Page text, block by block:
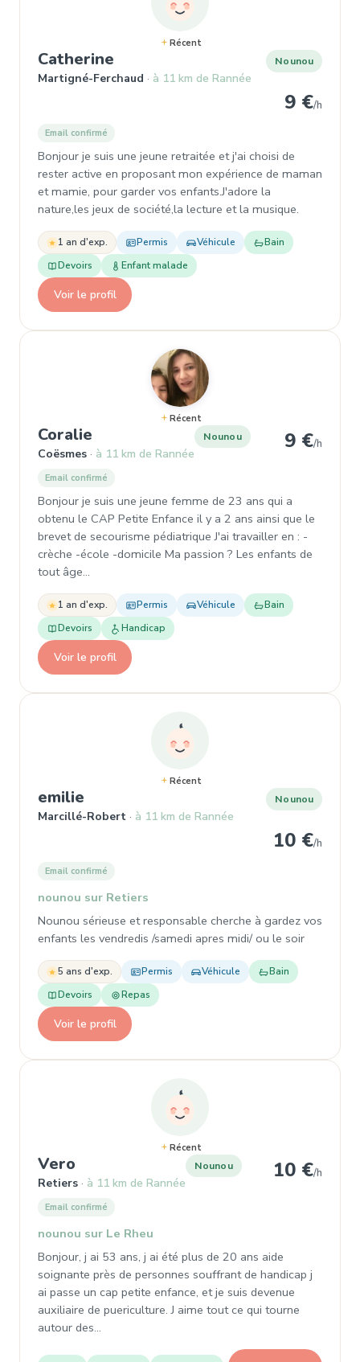
Récent
Catherine , Nounou à Martigné-Ferchaud
Martigné-Ferchaud à 11 km de Rannée
Nounou
9 €/h
Email confirmé
Bonjour je suis une jeune retraitée et j'ai choisi de
rester active en proposant mon expérience de maman
et mamie, pour garder vos enfants.J'adore la
nature,les jeux de société,la lecture et la musique.
1 an d'exp. Permis Véhicule
Bain
Devoirs
Enfant malade
Voir le profil
Récent
Coralie , Nounou à Coësmes
Coësmes à 11 km de Rannée
Nounou 9 €/h
Email confirmé
Bonjour je suis une jeune femme de 23 ans qui a
obtenu le CAP Petite Enfance il y a 2 ans ainsi que le
brevet de secourisme pédiatrique J'ai travailler en : -
crèche -école -domicile Ma passion ? Les enfants de
tout âge…
1 an d'exp. Permis Véhicule
Bain
Devoirs
Handicap
Voir le profil
Récent
emilie , Nounou à Marcillé-Robert
Marcillé-Robert à 11 km de Rannée
Nounou
10 €/h
Email confirmé
nounou sur Retiers
Nounou sérieuse et responsable cherche à gardez vos
enfants les vendredis /samedi apres midi/ ou le soir
5 ans d'exp. Permis Véhicule
Bain
Devoirs
Repas
Voir le profil
Récent
Vero , Nounou à Retiers
Retiers à 11 km de Rannée
Nounou 10 €/h
Email confirmé
nounou sur Le Rheu
Bonjour, j ai 53 ans, j ai été plus de 20 ans aide
soignante près de personnes souffrant de handicap j
ai passe un cap petite enfance, et je suis devenue
auxiliaire de puericulture. J aime tout ce qui tourne
autour des…